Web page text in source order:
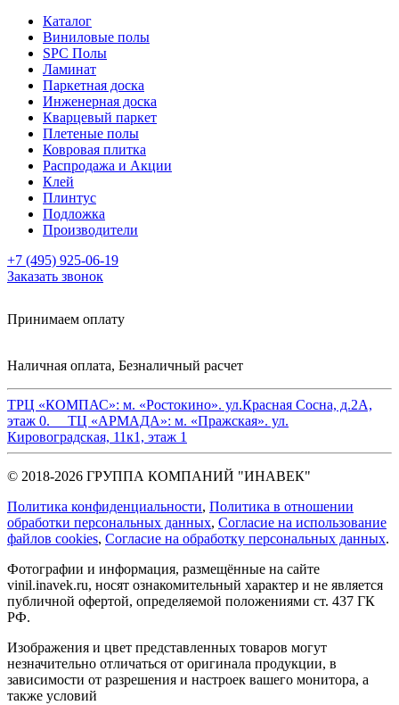
Каталог
Виниловые полы
SPC Полы
Ламинат
Паркетная доска
Инженерная доска
Кварцевый паркет
Плетеные полы
Ковровая плитка
Распродажа и Акции
Клей
Плинтус
Подложка
Производители
+7 (495) 925-06-19
Заказать звонок
Принимаем оплату
Наличная оплата, Безналичный расчет
ТРЦ «КОМПАС»: м. «Ростокино». ул.Красная Сосна, д.2А,
этаж 0. ТЦ «АРМАДА»: м. «Пражская». ул.
Кировоградская, 11к1, этаж 1
© 2018-2026 ГРУППА КОМПАНИЙ "ИНАВЕК"
Политика конфиденциальности, Политика в отношении
обработки персональных данных, Cогласие на использование
файлов cookies, Согласие на обработку персональных данных.
Фотографии и информация, размещённые на сайте
vinil.inavek.ru, носят ознакомительный характер и не является
публичной офертой, определяемой положениями ст. 437 ГК
РФ.
Изображения и цвет представленных товаров могут
незначительно отличаться от оригинала продукции, в
зависимости от разрешения и настроек вашего монитора, а
также условий